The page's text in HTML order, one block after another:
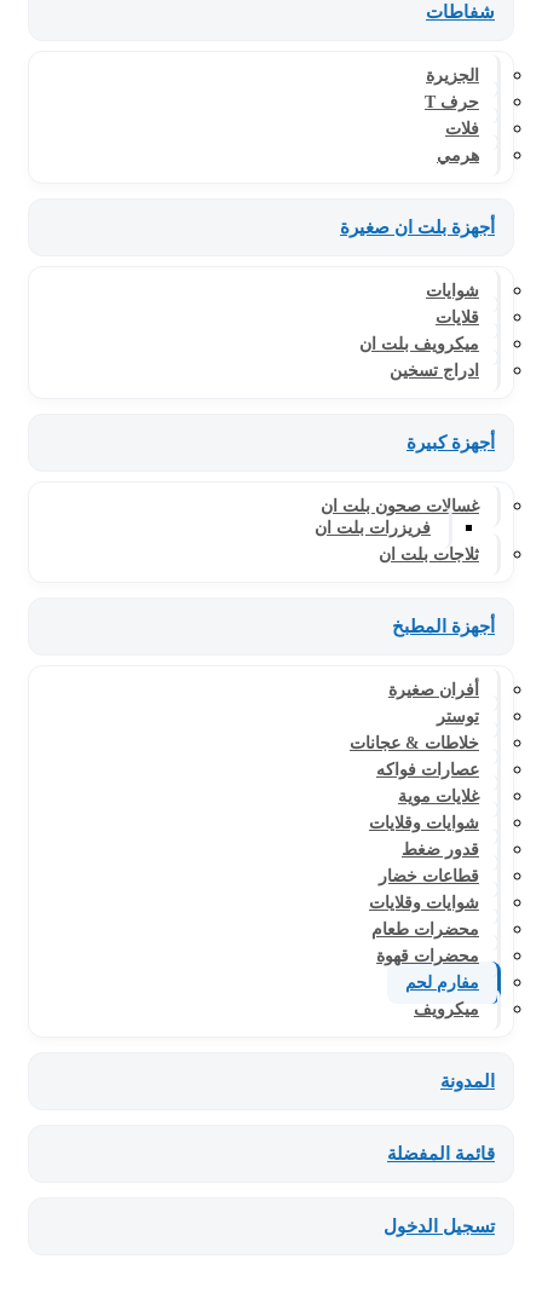
شفاطات
الجزيرة
حرف T
فلات
هرمي
أجهزة بلت ان صغيرة
شوايات
قلايات
ميكرويف بلت ان
ادراج تسخين
أجهزة كبيرة
غسالات صحون بلت ان
فريزرات بلت ان
ثلاجات بلت ان
أجهزة المطبخ
أفران صغيرة
توستر
خلاطات & عجانات
عصارات فواكه
غلايات موية
شوايات وقلايات
قدور ضغط
قطاعات خضار
شوايات وقلايات
محضرات طعام
محضرات قهوة
مفارم لحم
ميكرويف
المدونة
قائمة المفضلة
تسجيل الدخول